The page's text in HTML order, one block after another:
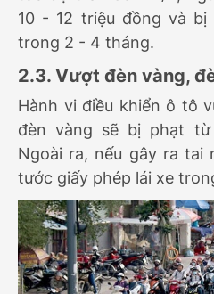
10 - 12 triệu đồng và
trong 2 - 4 tháng.
2.3. Vượt đèn vàng,
Hành vi điều khiển ô tô
đèn vàng sẽ bị phạt
Ngoài ra, nếu gây ra tai
tước giấy phép lái xe